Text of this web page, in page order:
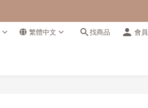
繁體中文 找商品 會